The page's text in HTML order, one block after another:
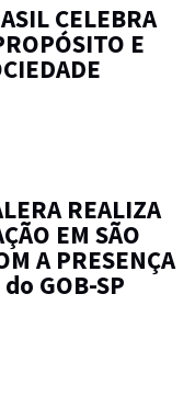
CELEBRA
E
REALIZA
EM SÃO
A PRESENÇA
GOB-SP